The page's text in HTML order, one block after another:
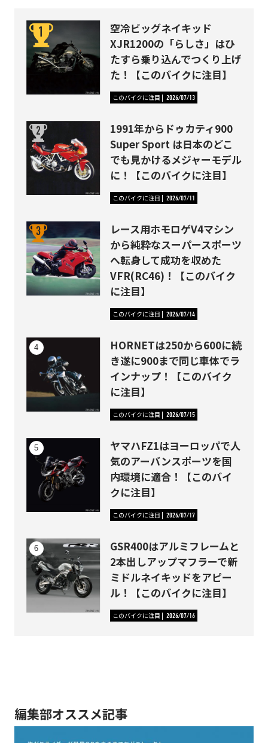
空冷ビッグネイキッド
XJR1200の「らしさ」はひ
たすら乗り込んでつくり上げ
た！【このバイクに注目】
このバイクに注目 2026/07/13
1991年からドゥカティ900
Super Sport は日本のどこ
でも見かけるメジャーモデル
に！【このバイクに注目】
このバイクに注目 2026/07/11
レース用ホモロゲV4マシン
から純粋なスーパースポーツ
へ転身して成功を収めた
VFR(RC46)！【このバイク
に注目】
このバイクに注目 2026/07/14
HORNETは250から600に続
き遂に900まで同じ車体でラ
インナップ！【このバイク
に注目】
このバイクに注目 2026/07/15
ヤマハFZ1はヨーロッパで人
気のアーバンスポーツを国
内環境に適合！【このバイ
クに注目】
このバイクに注目 2026/07/17
GSR400はアルミフレームと
2本出しアップマフラーで新
ミドルネイキッドをアピー
ル！【このバイクに注目】
このバイクに注目 2026/07/16
編集部オススメ記事